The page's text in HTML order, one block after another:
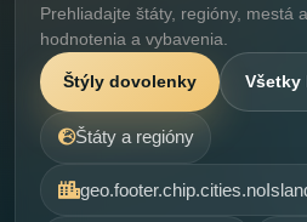
Prehliadajte štáty, regióny, mestá
hodnotenia a vybavenia.
Štýly dovolenky Všetky
Štáty a regióny